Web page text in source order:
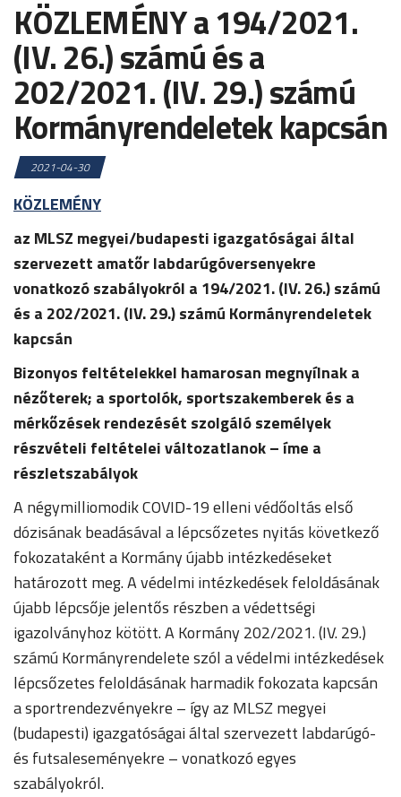
KÖZLEMÉNY a 194/2021.
(IV. 26.) számú és a
202/2021. (IV. 29.) számú
Kormányrendeletek kapcsán
2021-04-30
KÖZLEMÉNY
az MLSZ megyei/budapesti igazgatóságai által
szervezett amatőr labdarúgóversenyekre
vonatkozó szabályokról a 194/2021. (IV. 26.) számú
és a 202/2021. (IV. 29.) számú Kormányrendeletek
kapcsán
Bizonyos feltételekkel hamarosan megnyílnak a
nézőterek; a sportolók, sportszakemberek és a
mérkőzések rendezését szolgáló személyek
részvételi feltételei változatlanok – íme a
részletszabályok
A négymilliomodik COVID-19 elleni védőoltás első
dózisának beadásával a lépcsőzetes nyitás következő
fokozataként a Kormány újabb intézkedéseket
határozott meg. A védelmi intézkedések feloldásának
újabb lépcsője jelentős részben a védettségi
igazolványhoz kötött. A Kormány 202/2021. (IV. 29.)
számú Kormányrendelete szól a védelmi intézkedések
lépcsőzetes feloldásának harmadik fokozata kapcsán
a sportrendezvényekre – így az MLSZ megyei
(budapesti) igazgatóságai által szervezett labdarúgó-
és futsaleseményekre – vonatkozó egyes
szabályokról.